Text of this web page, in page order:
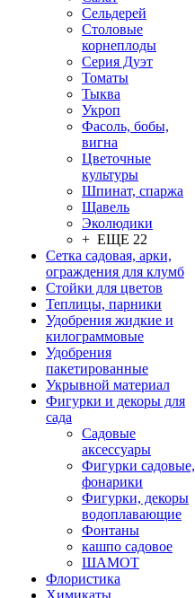
Сельдерей
Столовые
корнеплоды
Серия Дуэт
Томаты
Тыква
Укроп
Фасоль, бобы,
вигна
Цветочные
культуры
Шпинат, спаржа
Щавель
Эколюдики
+ ЕЩЕ 22
Сетка садовая, арки,
ограждения для клумб
Стойки для цветов
Теплицы, парники
Удобрения жидкие и
килограммовые
Удобрения
пакетированные
Укрывной материал
Фигурки и декоры для
сада
Садовые
аксессуары
Фигурки садовые,
фонарики
Фигурки, декоры
водоплавающие
Фонтаны
кашпо садовое
ШАМОТ
Флористика
Химикаты